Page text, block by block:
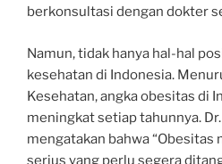
berkonsultasi dengan dokter
Namun, tidak hanya hal-hal
kesehatan di Indonesia.
Kesehatan, angka obesitas di
meningkat setiap tahunnya.
mengatakan bahwa “Obesitas
serius yang perlu segera